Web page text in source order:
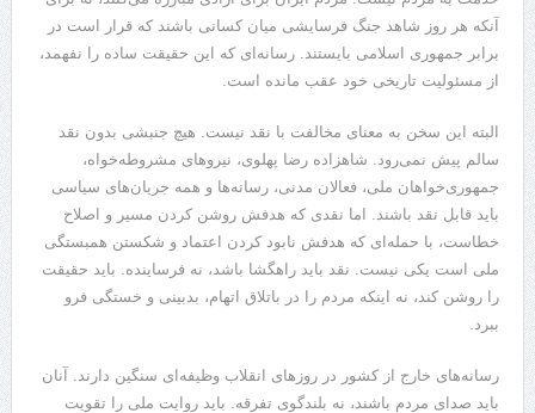
آنکه هر روز شاهد جنگ فرسایشی میان کسانی باشند که قرار است در
برابر جمهوری اسلامی بایستند. رسانه‌ای که این حقیقت ساده را نفهمد،
از مسئولیت تاریخی خود عقب مانده است.
البته این سخن به معنای مخالفت با نقد نیست. هیچ جنبشی بدون نقد
سالم پیش نمی‌رود. شاهزاده رضا پهلوی، نیروهای مشروطه‌خواه،
جمهوری‌خواهان ملی، فعالان مدنی، رسانه‌ها و همه جریان‌های سیاسی
باید قابل نقد باشند. اما نقدی که هدفش روشن کردن مسیر و اصلاح
خطاست، با حمله‌ای که هدفش نابود کردن اعتماد و شکستن همبستگی
ملی است یکی نیست. نقد باید راهگشا باشد، نه فرساینده. باید حقیقت
را روشن کند، نه اینکه مردم را در باتلاق اتهام، بدبینی و خستگی فرو
ببرد.
رسانه‌های خارج از کشور در روزهای انقلاب وظیفه‌ای سنگین دارند. آنان
باید صدای مردم باشند، نه بلندگوی تفرقه. باید روایت ملی را تقویت